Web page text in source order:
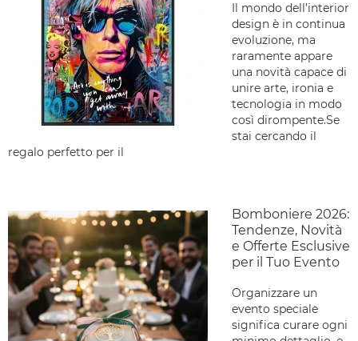
Il mondo dell’interior
design è in continua
evoluzione, ma
raramente appare
una novità capace di
unire arte, ironia e
tecnologia in modo
così dirompente.Se
stai cercando il
regalo perfetto per il
Bomboniere 2026:
Tendenze, Novità
e Offerte Esclusive
per il Tuo Evento
Organizzare un
evento speciale
significa curare ogni